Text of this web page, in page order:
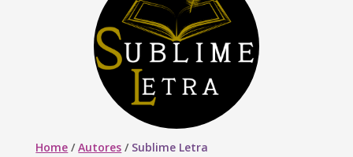
Home /Autores / Sublime Letra